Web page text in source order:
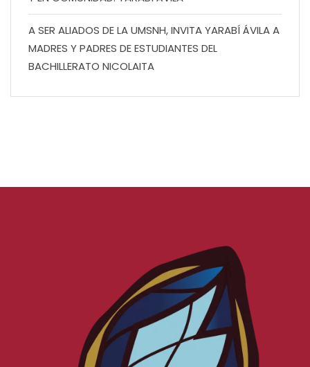
A SER ALIADOS DE LA UMSNH, INVITA YARABÍ ÁVILA A
MADRES Y PADRES DE ESTUDIANTES DEL
BACHILLERATO NICOLAITA